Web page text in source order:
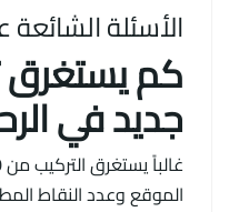
الأسئلة
كم
جديد في
الموقع وعدد النقاط